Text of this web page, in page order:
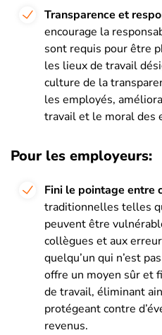
Transparence et
encourage la
sont requis pour être
les lieux de travail
culture de la
les employés,
travail et le moral des
Pour les employeurs:
Fini le pointage entre
traditionnelles telles
peuvent être
collègues et aux
quelqu’un qui n’est
offre un moyen sûr et
de travail, éliminant
protégeant contre
revenus.